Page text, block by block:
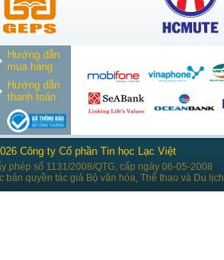
Hướng dẫn
mua hàng
Hướng dẫn
thanh toán
Công ty Cổ phần Tin học Lạc Việt
phép số 1131/2008/QTG, cấp ngày 06-05-2008
bản quyền tác giả Bộ văn hóa, Thể thao và Du lịch